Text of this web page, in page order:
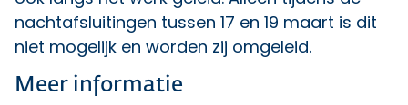
nachtafsluitingen tussen 17 en 19 maart is dit
niet mogelijk en worden zij omgeleid.
Meer informatie